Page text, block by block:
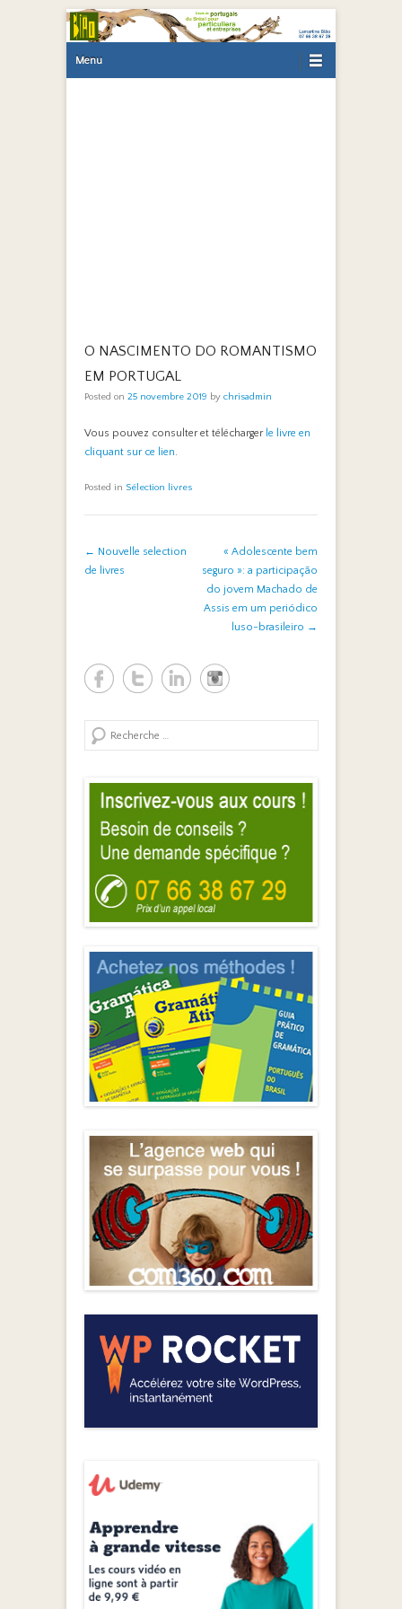
Menu
O NASCIMENTO DO ROMANTISMO
EM PORTUGAL
Posted on 25 novembre 2019 by chrisadmin
Vous pouvez consulter et téléchargerle livre en
cliquant sur ce lien.
Posted in Sélection livres
Post navigation
← Nouvelle selection
de livres
« Adolescente bem
seguro »: a participação
do jovem Machado de
Assis em um periódico
luso-brasileiro →
Search